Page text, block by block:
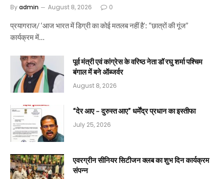
Byadmin August 8, 2026 0
प्रयागराज/ ‘आज भारत में डिग्री का कोई मतलब नहीं है’: “छात्रों की गूंज”
कार्यक्रम में…
पूर्व मंत्री एवं कांग्रेस के वरिष्ठ नेता डॉ रघु शर्मा पश्चिम
बंगाल में बने ऑब्जर्वर
August 8, 2026
“देर आए – दुरुस्त आए” धर्मेंद्र प्रधान का इस्तीफा
July 25, 2026
एवरग्रीन सीनियर सिटीजन क्लब का शुभ दिन कार्यक्रम
संपन्न